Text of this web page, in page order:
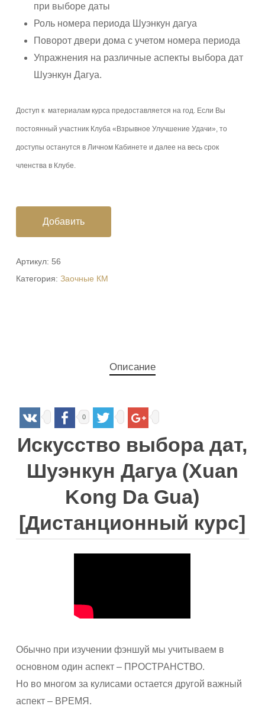
при выборе даты
Роль номера периода Шуэнкун дагуа
Поворот двери дома с учетом номера периода
Упражнения на различные аспекты выбора дат
Шуэнкун Дагуа.
Доступ к материалам курса предоставляется на год. Если Вы
постоянный участник Клуба «Взрывное Улучшение Удачи», то
доступы останутся в Личном Кабинете и далее на весь срок
членства в Клубе.
Добавить
Артикул: 56
Категория: Заочные КМ
Описание
0
Искусство выбора дат,
Шуэнкун Дагуа (Xuan
Kong Da Gua)
[Дистанционный курс]
Обычно при изучении фэншуй мы учитываем в
основном один аспект – ПРОСТРАНСТВО.
Но во многом за кулисами остается другой важный
аспект – ВРЕМЯ.